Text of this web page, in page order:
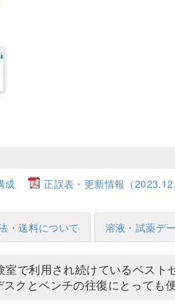
成 正誤表・更新情報（
・送料について 溶液・試薬デ
で利用され続けているベス
クとベンチの往復にとっても